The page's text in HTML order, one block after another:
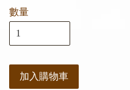
數量
加入購物車